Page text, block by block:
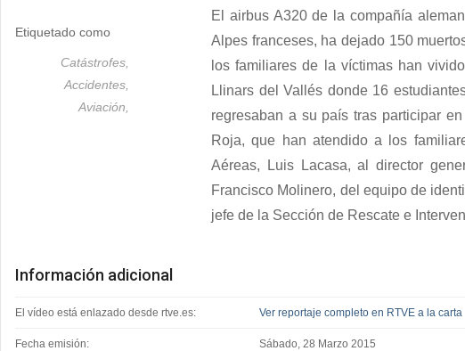
Etiquetado como
Catástrofes,
Accidentes,
Aviación,
El airbus A320 de la compañía
Alpes franceses, ha dejado 150
los familiares de la víctimas han
Llinars del Vallés donde 16
regresaban a su país tras participar
Roja, que han atendido a los
Aéreas, Luis Lacasa, al director
Francisco Molinero, del equipo de
jefe de la Sección de Rescate e
Información adicional
El vídeo está enlazado desde rtve.es: Ver reportaje completo en RTVE a la carta
Fecha emisión: Sábado, 28 Marzo 2015